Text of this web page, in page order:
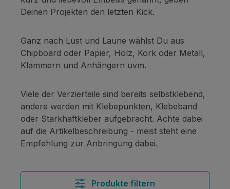
Deinen Projekten den letzten Kick.
Ganz nach Lust und Laune wählst Du aus
Chipboard oder Papier, Holz, Kork oder Metall,
Klammern und Anhängern uvm.
Viele der Verzierteile sind bereits selbstklebend,
andere werden mit Klebepunkten, Klebeband
oder Starkhaftkleber aufgebracht. Achte dabei
auf die Artikelbeschreibung - meist steht eine
Empfehlung zur Anbringung dabei.
Produkte filtern